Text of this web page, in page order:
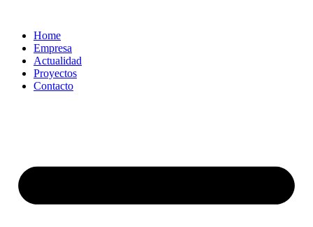
Home
Empresa
Actualidad
Proyectos
Contacto